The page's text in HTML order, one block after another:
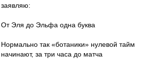
заявляю:
От Эля до Эльфа одна буква
Нормально так «ботаники» нулевой тайм
начинают, за три часа до матча